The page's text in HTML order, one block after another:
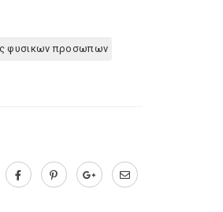
φυσικων προσωπων